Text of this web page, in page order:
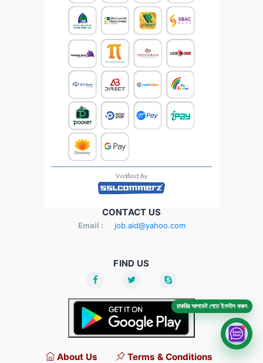
CONTACT US
Email : job.aid@yahoo.com
FIND US
About Us Terms & Conditions
চাকরির আপডেট পেতে ইনস্টল করুন